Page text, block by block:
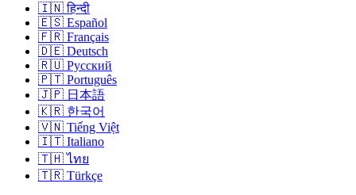
🇮🇳 हिन्दी
🇪🇸 Español
🇫🇷 Français
🇩🇪 Deutsch
🇷🇺 Русский
🇵🇹 Português
🇯🇵 日本語
🇰🇷 한국어
🇻🇳 Tiếng Việt
🇮🇹 Italiano
🇹🇭 ไทย
🇹🇷 Türkçe